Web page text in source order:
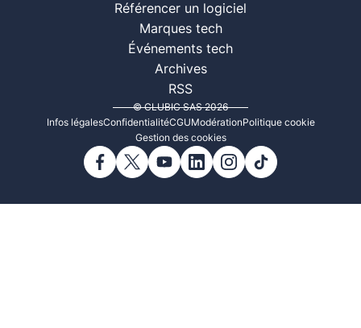
Référencer un logiciel
Marques tech
Événements tech
Archives
RSS
© CLUBIC SAS 2026
Infos légalesConfidentialitéCGUModérationPolitique cookie
Gestion des cookies